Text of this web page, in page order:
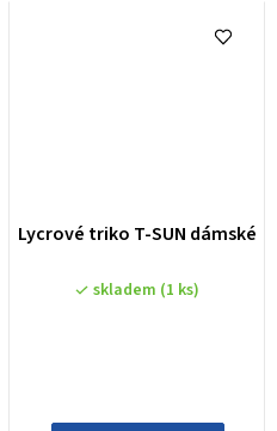
Lycrové triko T-SUN dámské
skladem (1 ks)